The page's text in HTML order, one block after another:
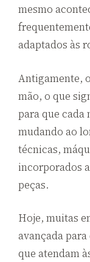
mesmo
adaptados às
Antigamente,
mão, o que
para que
mudando ao
técnicas,
incorporados
peças.
Hoje, muitas
avançada
que atendam